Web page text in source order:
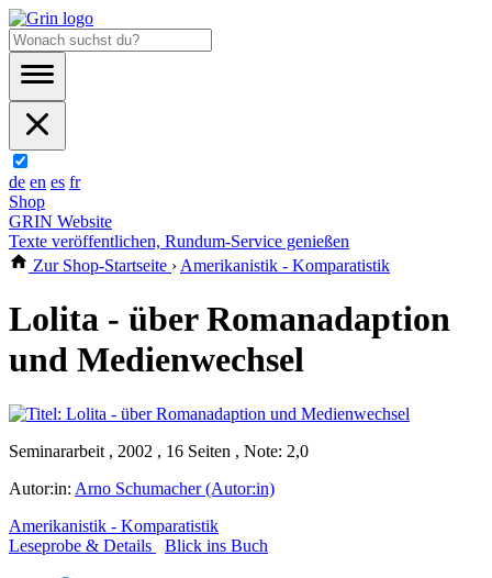
de en es fr
Shop
GRIN Website
Texte veröffentlichen, Rundum-Service genießen
Zur Shop-Startseite › Amerikanistik - Komparatistik
Lolita - über Romanadaption
und Medienwechsel
Seminararbeit , 2002 , 16 Seiten , Note: 2,0
Autor:in: Arno Schumacher (Autor:in)
Amerikanistik - Komparatistik
Leseprobe & Details
Blick ins Buch